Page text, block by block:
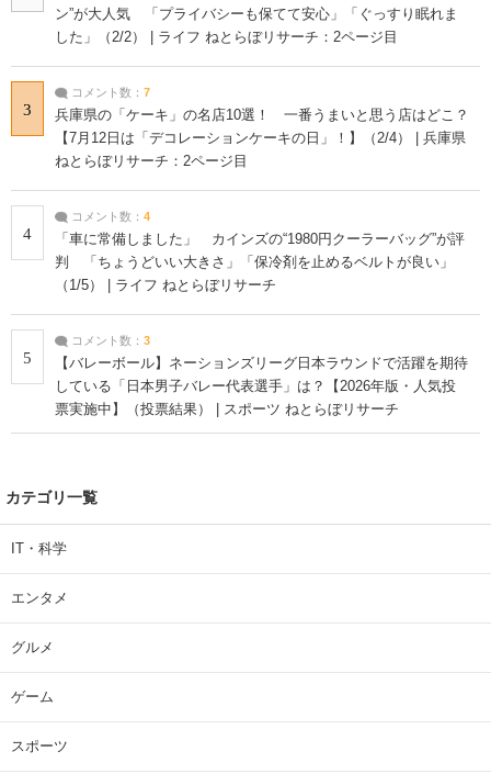
ン”が大人気 「プライバシーも保てて安心」「ぐっすり眠れま
した」（2/2） | ライフ ねとらぼリサーチ：2ページ目
3
コメント数： 7
兵庫県の「ケーキ」の名店10選！ 一番うまいと思う店はどこ？
【7月12日は「デコレーションケーキの日」！】（2/4） | 兵庫県
ねとらぼリサーチ：2ページ目
4
コメント数： 4
「車に常備しました」 カインズの“1980円クーラーバッグ”が評
判 「ちょうどいい大きさ」「保冷剤を止めるベルトが良い」
（1/5） | ライフ ねとらぼリサーチ
5
コメント数： 3
【バレーボール】ネーションズリーグ日本ラウンドで活躍を期待
している「日本男子バレー代表選手」は？【2026年版・人気投
票実施中】（投票結果） | スポーツ ねとらぼリサーチ
カテゴリ一覧
IT・科学
エンタメ
グルメ
ゲーム
スポーツ